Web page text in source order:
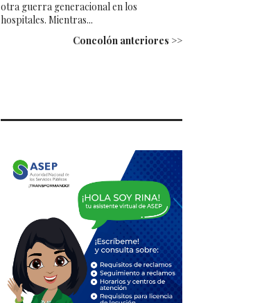
otra guerra generacional en los
hospitales. Mientras...
Concolón anteriores >>